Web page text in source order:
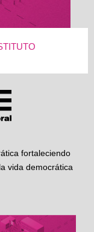
fortaleciendo
vida democrática